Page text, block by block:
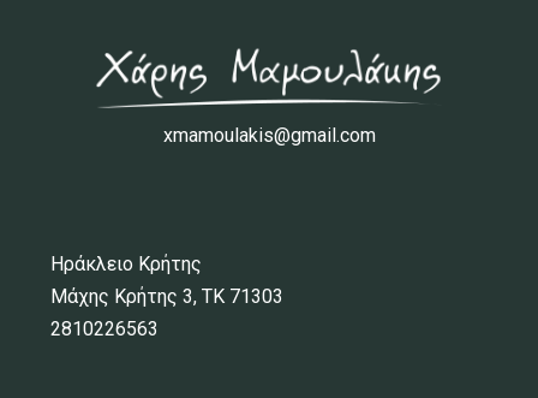
xmamoulakis@gmail.com
Ηράκλειο Κρήτης
Μάχης Κρήτης 3, ΤΚ 71303
2810226563